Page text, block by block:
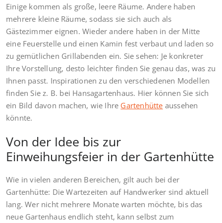
Einige kommen als große, leere Räume. Andere haben
mehrere kleine Räume, sodass sie sich auch als
Gästezimmer eignen. Wieder andere haben in der Mitte
eine Feuerstelle und einen Kamin fest verbaut und laden so
zu gemütlichen Grillabenden ein. Sie sehen: Je konkreter
Ihre Vorstellung, desto leichter finden Sie genau das, was zu
Ihnen passt. Inspirationen zu den verschiedenen Modellen
finden Sie z. B. bei Hansagartenhaus. Hier können Sie sich
ein Bild davon machen, wie Ihre Gartenhütte aussehen
könnte.
Von der Idee bis zur
Einweihungsfeier in der Gartenhütte
Wie in vielen anderen Bereichen, gilt auch bei der
Gartenhütte: Die Wartezeiten auf Handwerker sind aktuell
lang. Wer nicht mehrere Monate warten möchte, bis das
neue Gartenhaus endlich steht, kann selbst zum